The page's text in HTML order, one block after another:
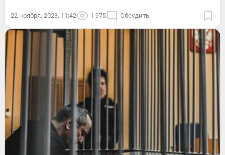
22 ноября, 2023, 11:42 1 975 Обсудить